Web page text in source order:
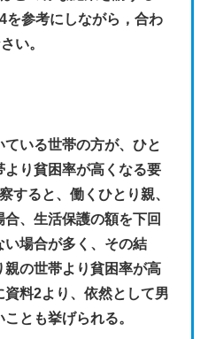
を参考にしながら，合わ
い。
ている世帯の方が、ひと
より貧困率が高くなる要
すると、働くひとり親、
、生活保護の額を下回
い場合が多く、その結
の世帯より貧困率が高
資料2より、依然として男
とも挙げられる。